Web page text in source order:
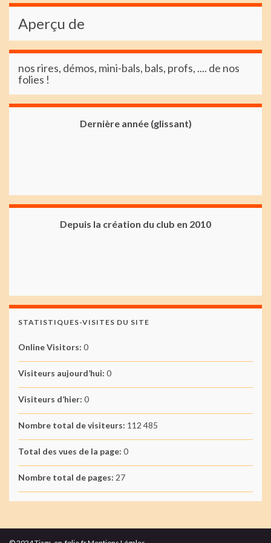
Aperçu de
nos rires, démos, mini-bals, bals, profs, .... de nos
folies !
Dernière année (glissant)
Depuis la création du club en 2010
STATISTIQUES-VISITES DU SITE
Online Visitors: 0
Visiteurs aujourd’hui: 0
Visiteurs d’hier: 0
Nombre total de visiteurs: 112 485
Total des vues de la page: 0
Nombre total de pages: 27